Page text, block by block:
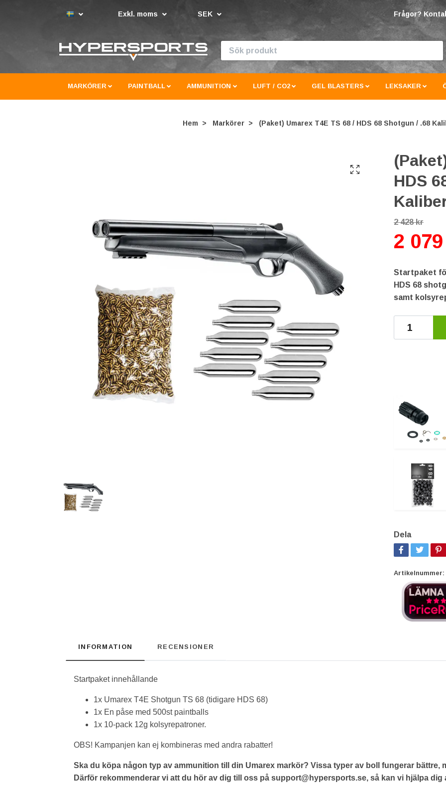
Exkl. moms SEK Frågor?
MARKÖRER PAINTBALL AMMUNITION LUFT / CO2 GEL BLASTERS LEKSAKER
Hem Markörer (Paket) Umarex T4E TS 68 / HDS 68 Shotgun / .68
HDS
2 428 kr
2
Startpaket
HDS 68
samt
Dela
Artikelnummer:
INFORMATION RECENSIONER
Startpaket innehållande
1x Umarex T4E Shotgun TS 68 (tidigare HDS 68)
1x En påse med 500st paintballs
1x 10-pack 12g kolsyrepatroner.
OBS! Kampanjen kan ej kombineras med andra rabatter!
Ska du köpa någon typ av ammunition till din Umarex markör? Vissa typer av boll fungerar bättre,
Därför rekommenderar vi att du hör av dig till oss på support@hypersports.se, så kan vi hjälpa